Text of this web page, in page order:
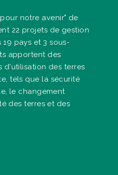
notre avenir" de
22 projets de gestion
pays et 3 sous-
apportent des
d'utilisation des terres
tels que la sécurité
le changement
des terres et des